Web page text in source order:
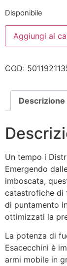
Disponibile
WARHAMMER
40000:
Distruttore
Aggiungi al
COD:
Descrizione
Un tempo i
Emergendo
imboscata,
catastrofiche di
di puntamento
ottimizzati la
La potenza di
Esacecchini è
armi mobile in